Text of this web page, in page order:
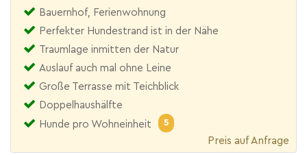
Bauernhof, Ferienwohnung
Perfekter Hundestrand ist in der Nähe
Traumlage inmitten der Natur
Auslauf auch mal ohne Leine
Große Terrasse mit Teichblick
Doppelhaushälfte
Hunde pro Wohneinheit
5
Preis auf Anfrage